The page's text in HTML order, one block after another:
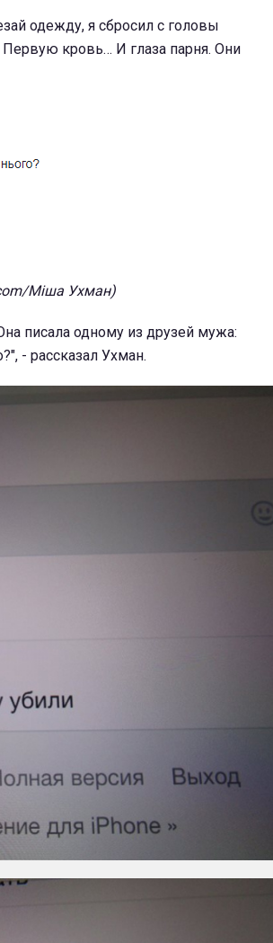
одежду, я сбросил с головы
Первую кровь… И глаза парня. Они
Міша Ухман)
писала одному из друзей мужа:
- рассказал Ухман.